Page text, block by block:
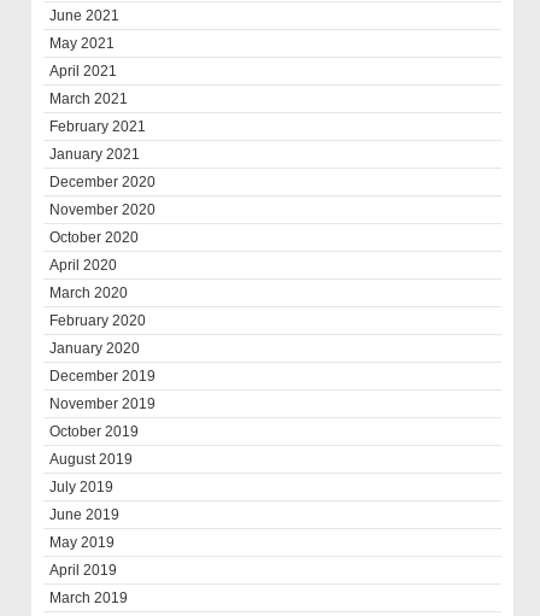
June 2021
May 2021
April 2021
March 2021
February 2021
January 2021
December 2020
November 2020
October 2020
April 2020
March 2020
February 2020
January 2020
December 2019
November 2019
October 2019
August 2019
July 2019
June 2019
May 2019
April 2019
March 2019